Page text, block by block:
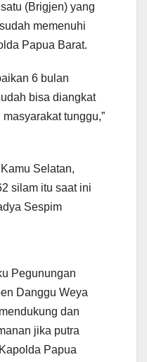
(Brigjen) yang
memenuhi
Papua Barat.
6 bulan
bisa diangkat
tunggu,”
Selatan,
silam itu saat ini
Sespim
Pegunungan
Danggu Weya
dan
jika putra
Papua